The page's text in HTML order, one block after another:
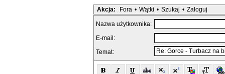
Akcja: Fora • Wątki • Szukaj • Zaloguj
Nazwa użytkownika:
E-mail:
Temat: